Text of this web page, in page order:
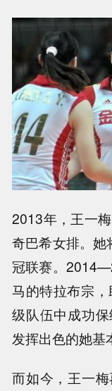
2013年，王一
奇巴希女排。
冠联赛。
马的特拉布宗
级队伍中成功
发挥出色的她基
而如今，王一